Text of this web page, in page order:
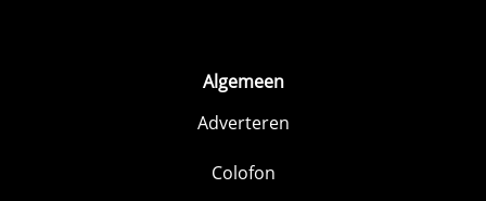
Algemeen
Adverteren
Colofon